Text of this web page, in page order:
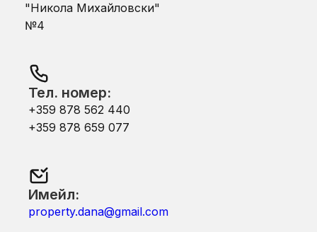
"Никола Михайловски"
№4
Тел. номер:
+359 878 562 440
+359 878 659 077
Имейл:
property.dana@gmail.com